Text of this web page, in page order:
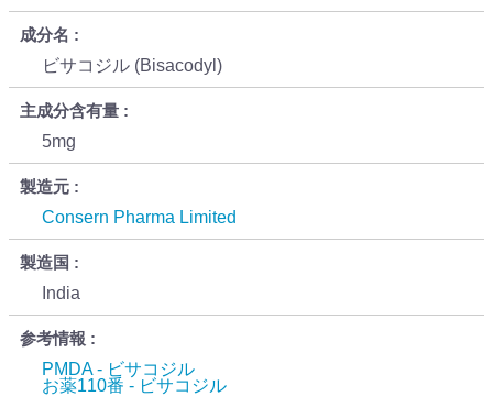
成分名
ビサコジル (Bisacodyl)
主成分含有量
5mg
製造元
Consern Pharma Limited
製造国
India
参考情報
PMDA - ビサコジル
お薬110番 - ビサコジル